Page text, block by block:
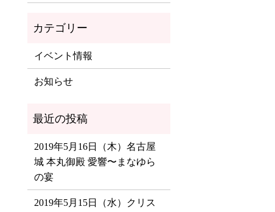
イベント情報
お知らせ
2019年5月16日（木）名古屋
城 本丸御殿 愛響〜まなゆら
の宴
2019年5月15日（水）クリス